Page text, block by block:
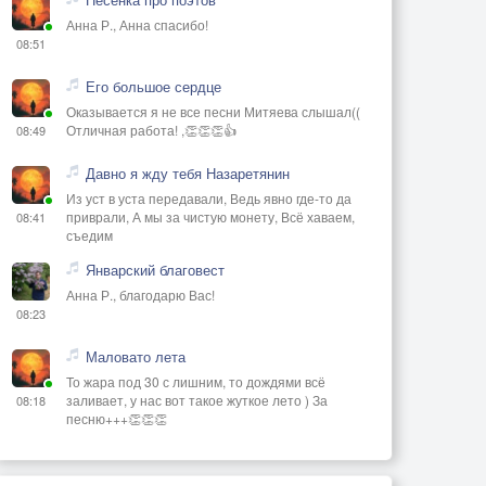
08:51
Анна Р., Анна спасибо!
08:49
Его большое сердце
Оказывается я не все песни Митяева слышал((
Отличная работа! ,👏👏👏👍
08:41
Давно я жду тебя Назаретянин
Из уст в уста передавали, Ведь явно где-то да
приврали, А мы за чистую монету, Всё хаваем,
съедим
08:23
Январский благовест
Анна Р., благодарю Вас!
08:18
Маловато лета
То жара под 30 с лишним, то дождями всё
заливает, у нас вот такое жуткое лето ) За
песню+++👏👏👏